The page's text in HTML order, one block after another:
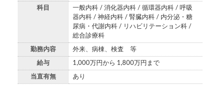
科目
一般内科 / 消化器内科 / 循環器内科 / 呼吸
器内科 / 神経内科 / 腎臓内科 / 内分泌・糖
尿病・代謝内科 / リハビリテーション科 /
総合診療科
勤務内容 外来、病棟、検査 等
給与 1,000万円から 1,800万円まで
当直有無 あり